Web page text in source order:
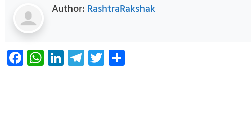
Author: RashtraRakshak
Facebook
WhatsApp
LinkedIn
Telegram
Twitter